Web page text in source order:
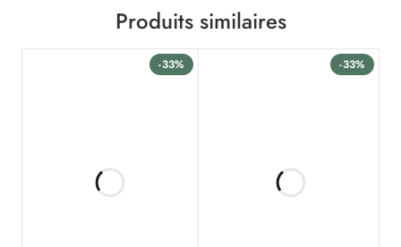
Produits similaires
-33% -33%